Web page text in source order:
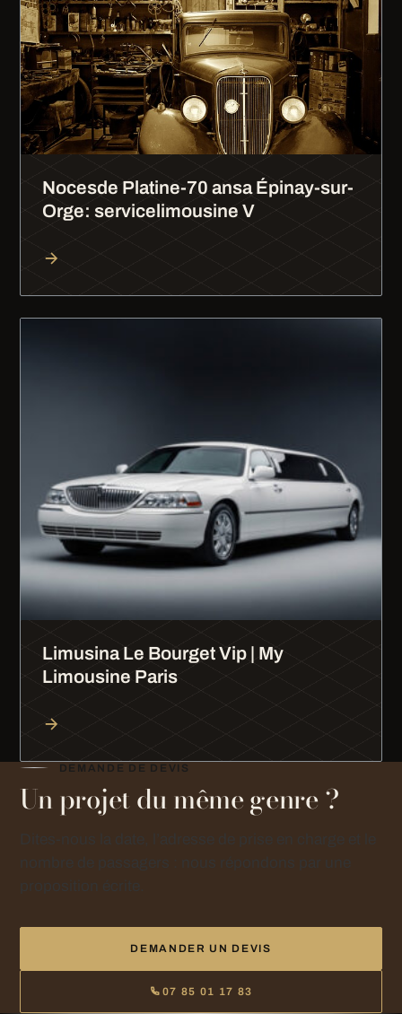
Nocesde Platine-70 ansa Épinay-sur-
Orge: servicelimousine V
Limusina Le Bourget Vip | My
Limousine Paris
DEMANDE DE DEVIS
Un projet du même genre ?
DEMANDER UN DEVIS
07 85 01 17 83